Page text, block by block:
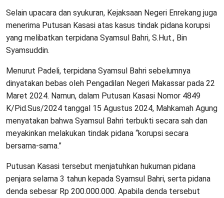
Selain upacara dan syukuran, Kejaksaan Negeri Enrekang juga
menerima Putusan Kasasi atas kasus tindak pidana korupsi
yang melibatkan terpidana Syamsul Bahri, S.Hut., Bin
Syamsuddin.
Menurut Padeli, terpidana Syamsul Bahri sebelumnya
dinyatakan bebas oleh Pengadilan Negeri Makassar pada 22
Maret 2024. Namun, dalam Putusan Kasasi Nomor 4849
K/Pid.Sus/2024 tanggal 15 Agustus 2024, Mahkamah Agung
menyatakan bahwa Syamsul Bahri terbukti secara sah dan
meyakinkan melakukan tindak pidana “korupsi secara
bersama-sama.”
Putusan Kasasi tersebut menjatuhkan hukuman pidana
penjara selama 3 tahun kepada Syamsul Bahri, serta pidana
denda sebesar Rp 200.000.000. Apabila denda tersebut